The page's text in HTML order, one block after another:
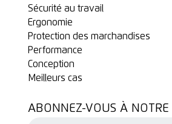
Sécurité au travail
Ergonomie
Protection des marchandises
Performance
Conception
Meilleurs cas
ABONNEZ-VOUS À NOTRE